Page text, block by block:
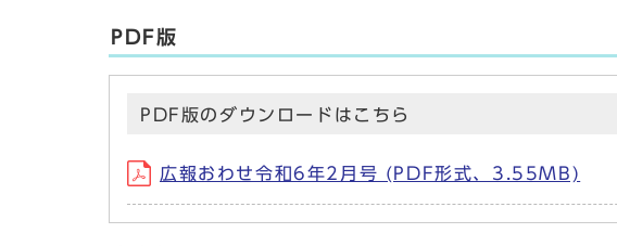
PDF版
PDF版のダウンロードはこちら
広報おわせ令和6年2月号 (PDF形式、3.55MB)